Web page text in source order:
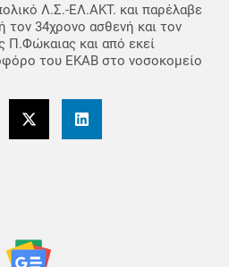
Λ.Σ.-ΕΛ.ΑΚΤ. και παρέλαβε
τον 34χρονο ασθενή και τον
Π.Φώκαιας και από εκεί
του ΕΚΑΒ στο νοσοκομείο